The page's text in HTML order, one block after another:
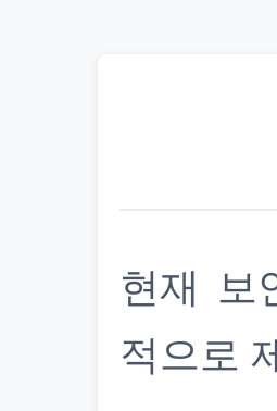
현재 보
적으로